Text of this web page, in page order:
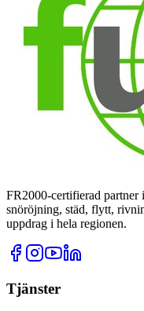
FR2000-certifierad partner
snöröjning, städ, flytt,
uppdrag i hela regionen.
Tjänster